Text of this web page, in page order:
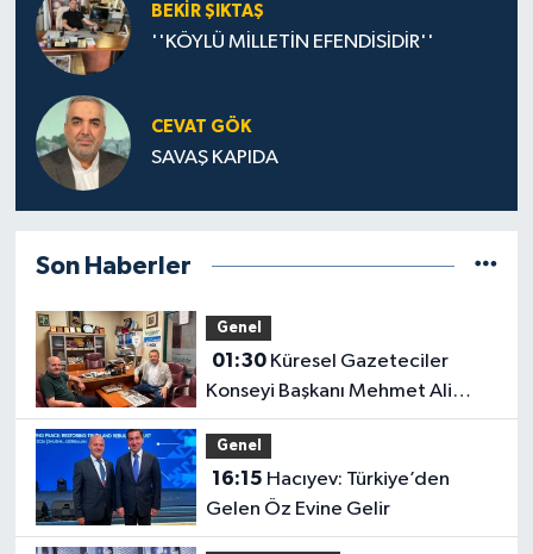
BEKIR ŞIKTAŞ
''KÖYLÜ MİLLETİN EFENDİSİDİR''
CEVAT GÖK
SAVAŞ KAPIDA
Son Haberler
Genel
01:30Küresel Gazeteciler
Konseyi Başkanı Mehmet Ali
Dim’den Gazetemize Ziyaret
Genel
16:15
Gelen Öz Evine Gelir